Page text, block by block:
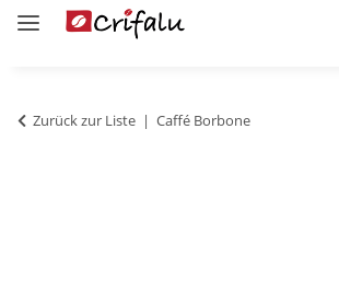
Zurück zur Liste Caffé Borbone